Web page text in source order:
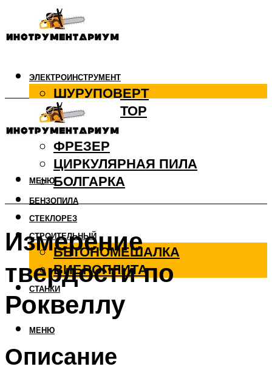
ЭЛЕКТРОИНСТРУМЕНТ
ШУРУПОВЕРТ
ПЕРФОРАТОР
ДРЕЛЬ
ФРЕЗЕР
ЦИРКУЛЯРНАЯ ПИЛА
БОЛГАРКА
БЕНЗОПИЛА
СТЕКЛОРЕЗ
СТРОИТЕЛЬНЫЙ
БЕТОНОМЕШАЛКА
ВИБРОПЛИТА
СТАНКИ
МЕНЮ
МЕНЮ
Измерение
твердости по
Роквеллу
Описание